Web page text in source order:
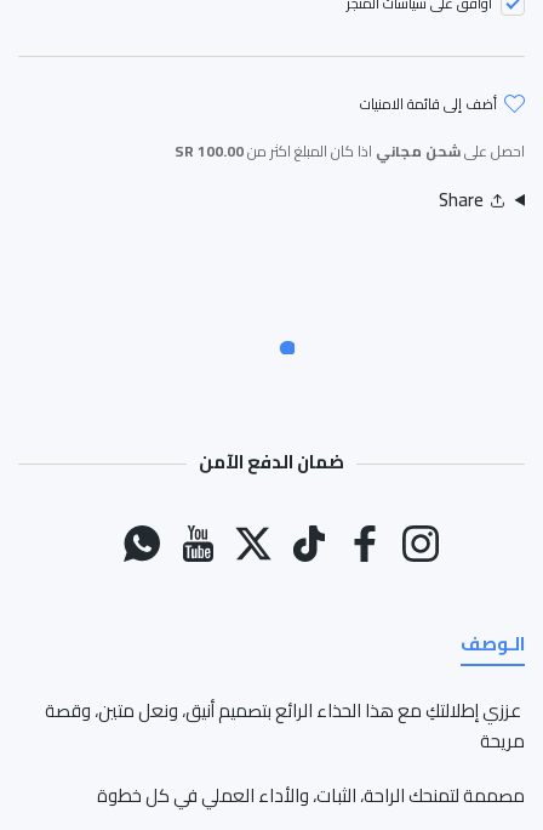
أضف إلى قائمة الامنيات
احصل علىشحن مجاني اذا كان المبلغ اكثر من100.00 SR
Share
ضمان الدفع الآمن
انستغرام
فيسبوك تيك توكتويتر موقع يوتيوب
واتس اب
الـوصف
عززي إطلالتكِ مع هذا الحذاء الرائع بتصميم أنيق، ونعل متين، وقصة
مريحة
مصممة لتمنحك الراحة، الثبات، والأداء العملي في كل خطوة